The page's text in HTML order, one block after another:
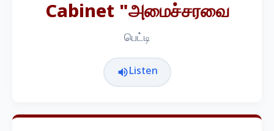
Cabinet "அமைச்சரவை
பெட்டி
Listen